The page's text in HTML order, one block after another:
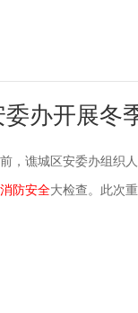
委办开展冬
前，谯城区安委办组织
消防安全大检查。此次